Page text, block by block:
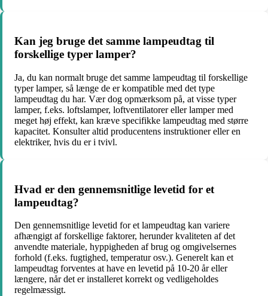
Kan jeg bruge det samme lampeudtag til
forskellige typer lamper?
Ja, du kan normalt bruge det samme lampeudtag til forskellige
typer lamper, så længe de er kompatible med det type
lampeudtag du har. Vær dog opmærksom på, at visse typer
lamper, f.eks. loftslamper, loftventilatorer eller lamper med
meget høj effekt, kan kræve specifikke lampeudtag med større
kapacitet. Konsulter altid producentens instruktioner eller en
elektriker, hvis du er i tvivl.
Hvad er den gennemsnitlige levetid for et
lampeudtag?
Den gennemsnitlige levetid for et lampeudtag kan variere
afhængigt af forskellige faktorer, herunder kvaliteten af det
anvendte materiale, hyppigheden af brug og omgivelsernes
forhold (f.eks. fugtighed, temperatur osv.). Generelt kan et
lampeudtag forventes at have en levetid på 10-20 år eller
længere, når det er installeret korrekt og vedligeholdes
regelmæssigt.